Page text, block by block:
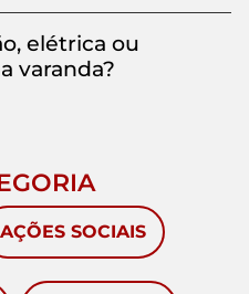
elétrica ou
varanda?
AÇÕES SOCIAIS